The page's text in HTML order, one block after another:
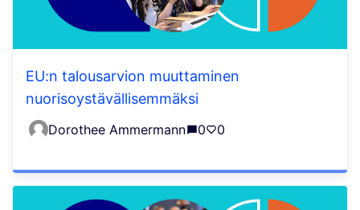
EU:n talousarvion muuttaminen
nuorisoystävällisemmäksi
Dorothee Ammermann 0 0